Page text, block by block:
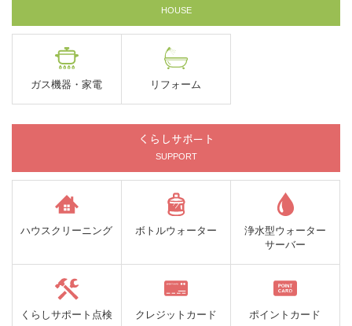
HOUSE
ガス機器・家電 リフォーム
くらしサポート
SUPPORT
ハウスクリーニング ボトルウォーター
浄水型ウォーター
サーバー
くらしサポート点検 クレジットカード ポイントカード